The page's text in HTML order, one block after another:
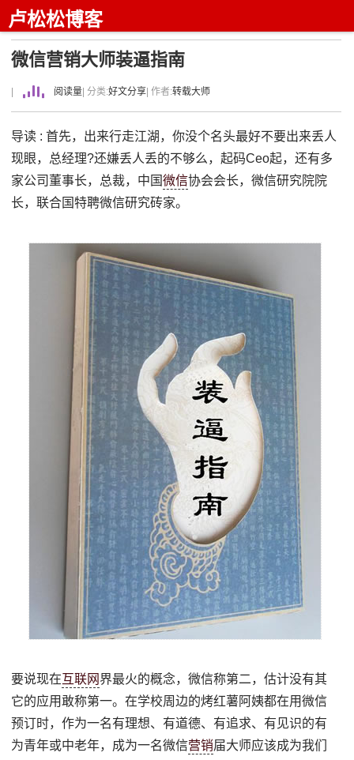
卢松松博客
微信营销大师装逼指南
阅读量 | 分类:好文分享 | 作者:转载大师
导读 : 首先，出来行走江湖，你没个名头最好不要出来丢人
现眼，总经理?还嫌丢人丢的不够么，起码Ceo起，还有多
家公司董事长，总裁，中国微信协会会长，微信研究院院
长，联合国特聘微信研究砖家。
要说现在互联网 界最火的概念，微信称第二，估计没有其
它的应用敢称第一。在学校周边的烤红薯阿姨都在用微信
预订时，作为一名有理想、有道德、有追求、有见识的有
为青年或中老年，成为一名微信营销届大师应该成为我们